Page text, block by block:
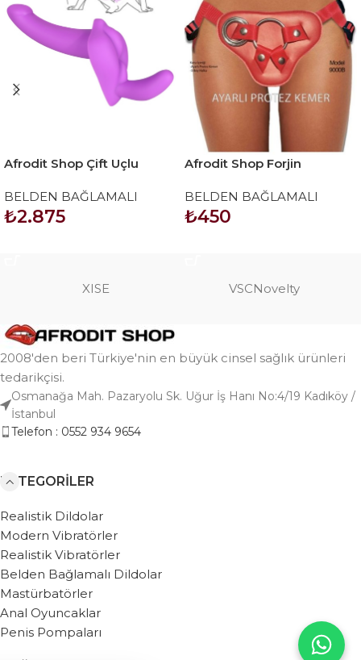
Afrodit Shop Çift Uçlu
BELDEN BAĞLAMALI
₺2.875
Afrodit Shop Forjin
Belden Bağlama Kemeri
Kırmızı
BELDEN BAĞLAMALI
₺450
XISE VSCNovelty
2008'den beri Türkiye'nin en büyük cinsel sağlık ürünleri
tedarikçisi.
Osmanağa Mah. Pazaryolu Sk. Uğur İş Hanı No:4/19 Kadıköy /
İstanbul
Telefon : 0552 934 9654
KATEGORILER
Realistik Dildolar
Modern Vibratörler
Realistik Vibratörler
Belden Bağlamalı Dildolar
Mastürbatörler
Anal Oyuncaklar
Penis Pompaları